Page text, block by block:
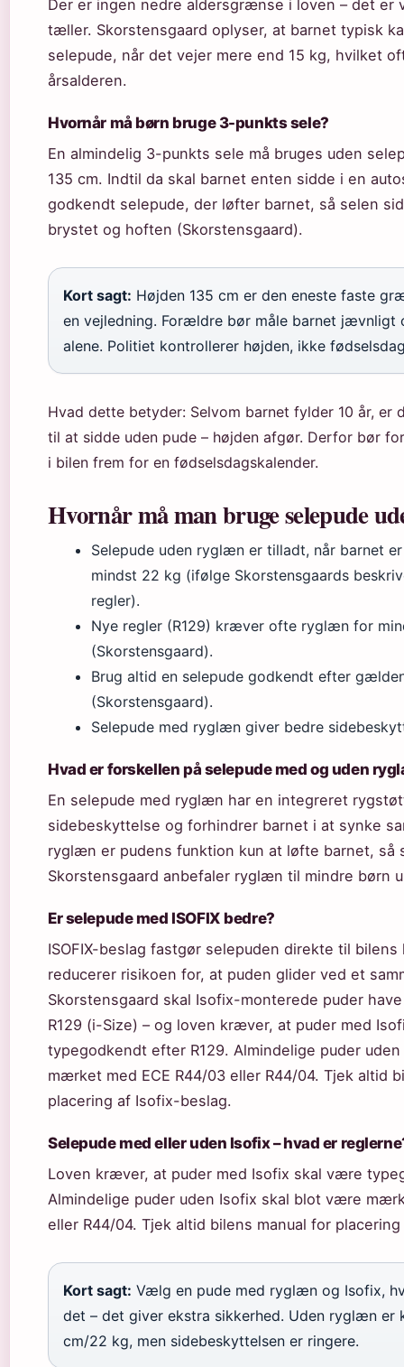
Der er ingen nedre aldersgrænse i loven – det
tæller. Skorstensgaard oplyser, at barnet typisk
selepude, når det vejer mere end 15 kg, hvilket
årsalderen.
Hvornår må børn bruge 3-punkts sele?
En almindelig 3-punkts sele må bruges uden
135 cm. Indtil da skal barnet enten sidde i en
godkendt selepude, der løfter barnet, så selen
brystet og hoften (Skorstensgaard).
Kort sagt: Højden 135 cm er den eneste faste
en vejledning. Forældre bør måle barnet jævnligt
alene. Politiet kontrollerer højden, ikke
Hvad dette betyder: Selvom barnet fylder 10 år, er
til at sidde uden pude – højden afgør. Derfor bør
i bilen frem for en fødselsdagskalender.
Hvornår må man bruge selepude
Selepude uden ryglæn er tilladt, når barnet
mindst 22 kg (ifølge Skorstensgaards
regler).
Nye regler (R129) kræver ofte ryglæn for
(Skorstensgaard).
Brug altid en selepude godkendt efter
(Skorstensgaard).
Selepude med ryglæn giver bedre
Hvad er forskellen på selepude med og uden
En selepude med ryglæn har en integreret
sidebeskyttelse og forhindrer barnet i at synke
ryglæn er pudens funktion kun at løfte barnet, så
Skorstensgaard anbefaler ryglæn til mindre børn
Er selepude med ISOFIX bedre?
ISOFIX-beslag fastgør selepuden direkte til
reducerer risikoen for, at puden glider ved et
Skorstensgaard skal Isofix-monterede puder
R129 (i-Size) – og loven kræver, at puder med
typegodkendt efter R129. Almindelige puder
mærket med ECE R44/03 eller R44/04. Tjek altid
placering af Isofix-beslag.
Selepude med eller uden Isofix – hvad er
Loven kræver, at puder med Isofix skal være
Almindelige puder uden Isofix skal blot være
eller R44/04. Tjek altid bilens manual for
Kort sagt: Vælg en pude med ryglæn og Isofix,
det – det giver ekstra sikkerhed. Uden ryglæn er
cm/22 kg, men sidebeskyttelsen er ringere.